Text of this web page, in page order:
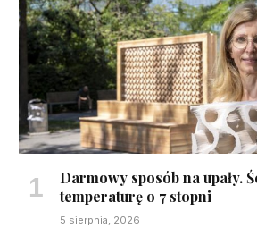
Darmowy sposób na upały.
temperaturę o 7 stopni
5 sierpnia, 2026